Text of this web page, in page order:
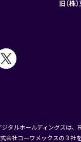
タルホールディングスは、
会社コーワメックスの３社